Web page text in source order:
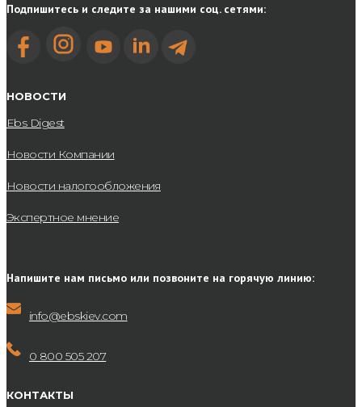
Подпишитесь и следите за нашими соц. сетями:
НОВОСТИ
Ebs Digest
Новости Компании
Новости налогообложения
Экспертное мнение
Напишите нам письмо или позвоните на горячую линию:
info@ebskiev.com
0 800 505 207
КОНТАКТЫ